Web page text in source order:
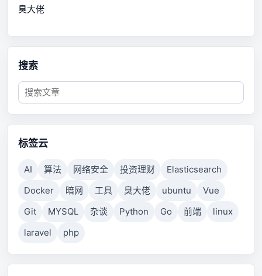
臭大佬
搜索
标签云
AI 算法 网络安全 投资理财
Elasticsearch
Docker
暗网 工具 臭大佬 ubuntu
Vue
Git
MYSQL 杂谈 Python Go 前端
linux
laravel
php